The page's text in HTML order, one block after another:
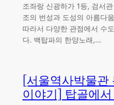
조좌랑 신광하가 1등, 검서
조의 번성과 도성의 아름다
따라서 다양한 관점에서 수
다. 백탑파의 한양노래,…
[서울역사박물
이야기] 탑골에